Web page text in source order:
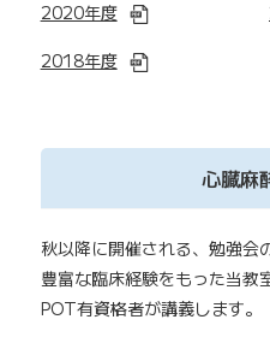
2020年度
2018年度
心臓麻
秋以降に開催される、勉強会
豊富な臨床経験をもった当教
POT有資格者が講義します。